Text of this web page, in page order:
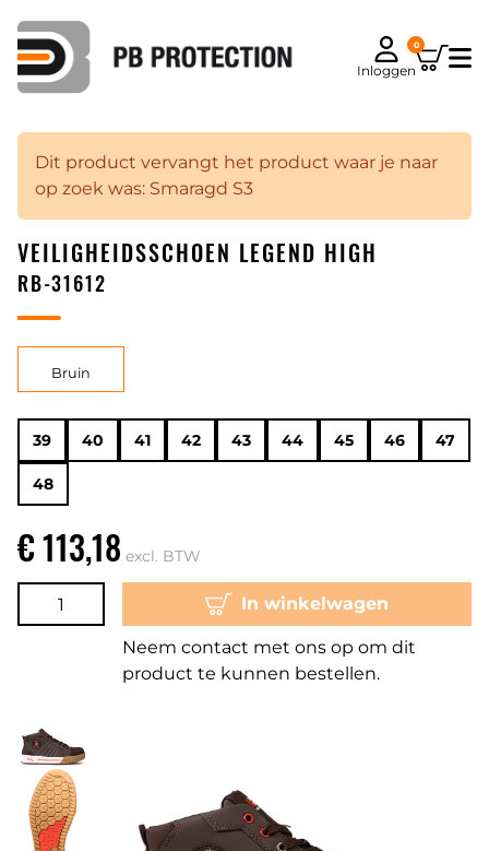
Inloggen
0
Dit product vervangt het product waar je naar
op zoek was: Smaragd S3
VEILIGHEIDSSCHOEN LEGEND HIGH
RB-31612
Bruin
39 40 41 42 43 44 45 46 47
48
€ 113,18 excl. BTW
In winkelwagen
Neem contact met ons op om dit
product te kunnen bestellen.